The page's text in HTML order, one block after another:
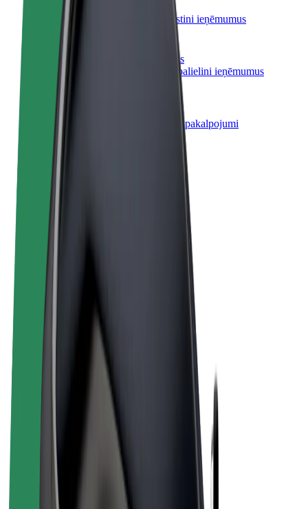
Pievieno restorānu vai veikalu
Sasniedz vairāk klientu un paaugstini ieņēmumus
Reģistrējies kā autoparka īpašnieks
Pievieno savu autoparku Bolt un palielini ieņēmumus
Bolt for Business
Tavam uzņēmumam pielāgoti Bolt pakalpojumi
Noteikumi un nosacījumi
Privātuma politika
Sīkdatnes
© 2026 Bolt Technology OÜ
Braucieni
Skrejriteņi
Bolt Market
Bolt for Business